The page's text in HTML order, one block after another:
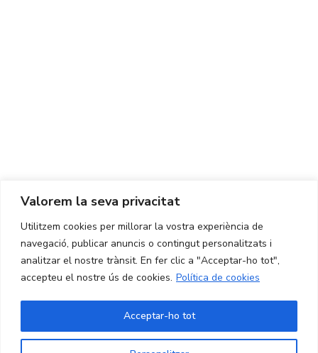
Valorem la seva privacitat
Utilitzem cookies per millorar la vostra experiència de
navegació, publicar anuncis o contingut personalitzats i
analitzar el nostre trànsit. En fer clic a "Acceptar-ho tot",
accepteu el nostre ús de cookies. Política de cookies
Acceptar-ho tot
CONTACTE
Ed. K2M (Planta 1, Oficina 106)
C/ Jordi Girona 1-3
08034 Barcelona (Espanya)
+34 93 405 44 03